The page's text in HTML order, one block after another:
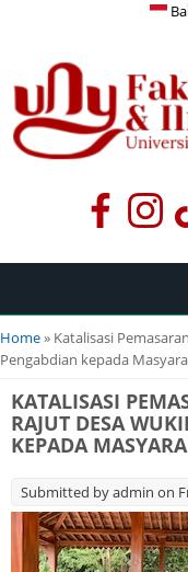
You are here
Home» Katalisasi
Pengabdian kepada
KATALISASI
RAJUT DESA
KEPADA
Submitted byadmin on